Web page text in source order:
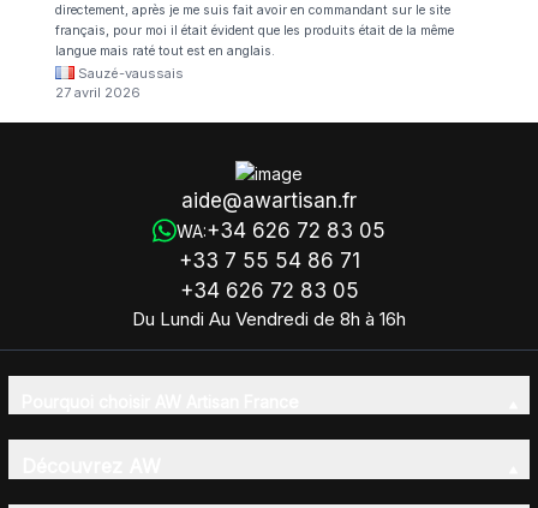
directement, après je me suis fait avoir en commandant sur le site
français, pour moi il était évident que les produits était de la même
langue mais raté tout est en anglais.
Sauzé-vaussais
27 avril 2026
aide@awartisan.fr
WA:+34 626 72 83 05
+33 7 55 54 86 71
+34 626 72 83 05
Du Lundi Au Vendredi de 8h à 16h